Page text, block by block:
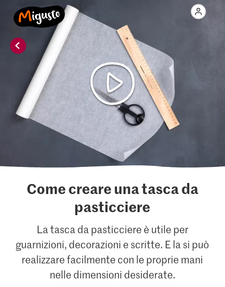
Come creare una tasca da
pasticciere
La tasca da pasticciere è utile per
guarnizioni, decorazioni e scritte. E la si può
realizzare facilmente con le proprie mani
nelle dimensioni desiderate.